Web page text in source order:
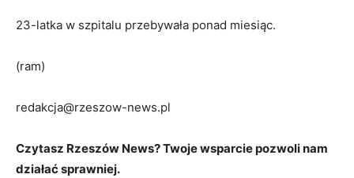
23-latka w szpitalu przebywała ponad miesiąc.
(ram)
redakcja@rzeszow-news.pl
Czytasz Rzeszów News? Twoje wsparcie pozwoli nam
działać sprawniej.